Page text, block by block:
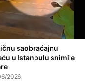
saobraćajnu
u Istanbulu snimile
2026